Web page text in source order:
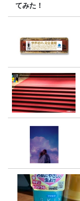
てみた！